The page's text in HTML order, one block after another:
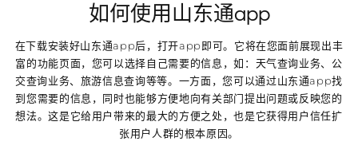
如何使用山东通app
在下载安装好山东通app后，打开app即可。它将在您面前展现出丰
富的功能页面，您可以选择自己需要的信息，如：天气查询业务、公
交查询业务、旅游信息查询等等。一方面，您可以通过山东通app找
到您需要的信息，同时也能够方便地向有关部门提出问题或反映您的
想法。这是它给用户带来的最大的方便之处，也是它获得用户信任扩
张用户人群的根本原因。